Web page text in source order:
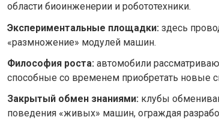
области биоинженерии и робототехники.
Экспериментальные площадки: здесь
«размножение» модулей машин.
Философия роста: автомобили
способные со временем приобретать новые
Закрытый обмен знаниями: клубы
поведения «живых» машин, ограждая